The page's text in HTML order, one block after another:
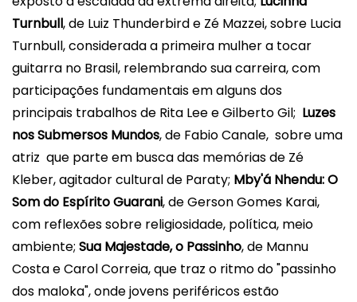
Turnbull, de Luiz Thunderbird e Zé Mazzei, sobre Lucia
Turnbull, considerada a primeira mulher a tocar
guitarra no Brasil, relembrando sua carreira, com
participações fundamentais em alguns dos
principais trabalhos de Rita Lee e Gilberto Gil; Luzes
nos Submersos Mundos, de Fabio Canale, sobre uma
atriz que parte em busca das memórias de Zé
Kleber, agitador cultural de Paraty; Mby'á Nhendu: O
Som do Espírito Guarani, de Gerson Gomes Karai,
com reflexões sobre religiosidade, política, meio
ambiente; Sua Majestade, o Passinho, de Mannu
Costa e Carol Correia, que traz o ritmo do "passinho
dos maloka", onde jovens periféricos estão